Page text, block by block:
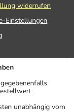
widerrufen
Einstellungen
unabhängig vom